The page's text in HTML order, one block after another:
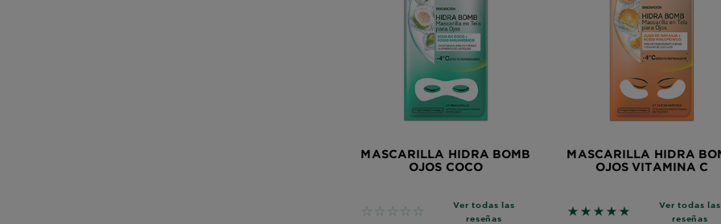
MASCARILLA HIDRA BOMB
OJOS COCO
No reviews
Ver todas las
reseñas
MASCARILLA HIDRA
OJOS VITAMINA C
5 out of 5 stars based
Ver todas las
reseñas